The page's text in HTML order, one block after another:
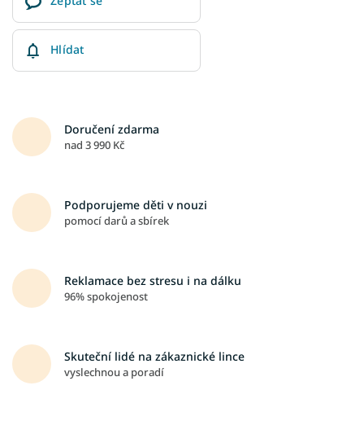
Hlídat
Doručení zdarma
nad 3 990 Kč
Podporujeme děti v nouzi
pomocí darů a sbírek
Reklamace bez stresu i na dálku
96% spokojenost
Skuteční lidé na zákaznické lince
vyslechnou a poradí